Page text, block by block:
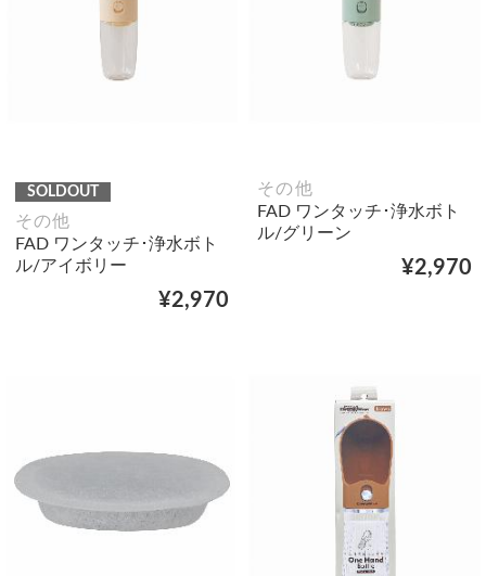
SOLDOUT
その他
FAD ワンタッチ･浄水ボト
ル/アイボリー
¥2,970
その他
FAD ワンタッチ･浄水ボト
ル/グリーン
¥2,970